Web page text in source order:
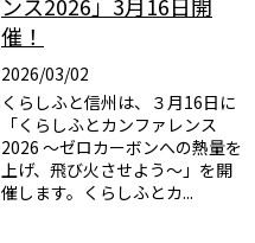
催！
2026/03/02
くらしふと信州は、３月16日に
「くらしふとカンファレンス
2026 ～ゼロカーボンへの熱量を
上げ、飛び火させよう～」を開
催します。くらしふとカ...